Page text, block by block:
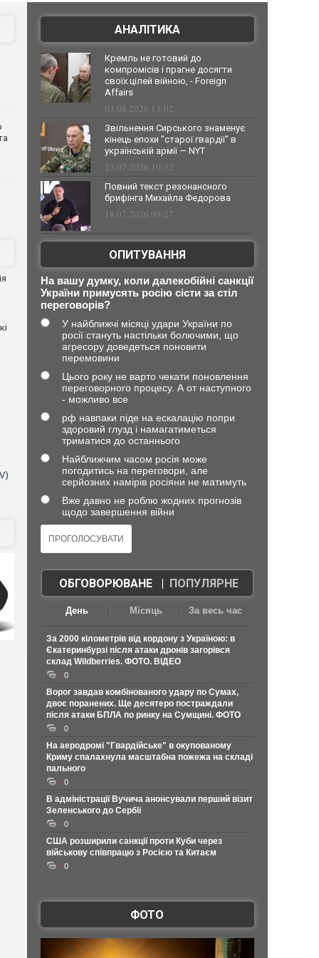
АНАЛІТИКА
Кремль не готовий до
компромісів і прагне досягти
своїх цілей війною, - Foreign
Affairs
03.08.2026 13:02
Звільнення Сирського знаменує
кінець епохи "старої гвардії" в
українській армії — NYT
23.07.2026 10:32
Повний текст резонансного
брифінга Михайла Федорова
18.07.2026 09:27
ОПИТУВАННЯ
На вашу думку, коли далекобійні санкції
України примусять росію сісти за стіл
переговорів?
У найближчі місяці удари України по
росії стануть настільки болючими, що
агресору доведеться поновити
перемовини
Цього року не варто чекати поновлення
переговорного процесу. А от наступного
- можливо все
рф навпаки піде на ескалацію попри
здоровий глузд і намагатиметься
триматися до останнього
Найближчим часом росія може
погодитись на переговори, але
серйозних намірів росіяни не матимуть
Вже давно не роблю жодних прогнозів
щодо завершення війни
ОБГОВОРЮВАНЕ| ПОПУЛЯРНЕ
День Місяць За весь час
За 2000 кілометрів від кордону з Україною: в
Єкатеринбурзі після атаки дронів загорівся
склад Wildberries. ФОТО. ВІДЕО
0
Ворог завдав комбінованого удару по Сумах,
двоє поранених. Ще десятеро постраждали
після атаки БПЛА по ринку на Сумщині. ФОТО
0
На аеродромі "Гвардійське" в окупованому
Криму спалахнула масштабна пожежа на складі
пального
0
В адміністрації Вучича анонсували перший візит
Зеленського до Сербії
0
США розширили санкції проти Куби через
військову співпрацю з Росією та Китаєм
0
ФОТО